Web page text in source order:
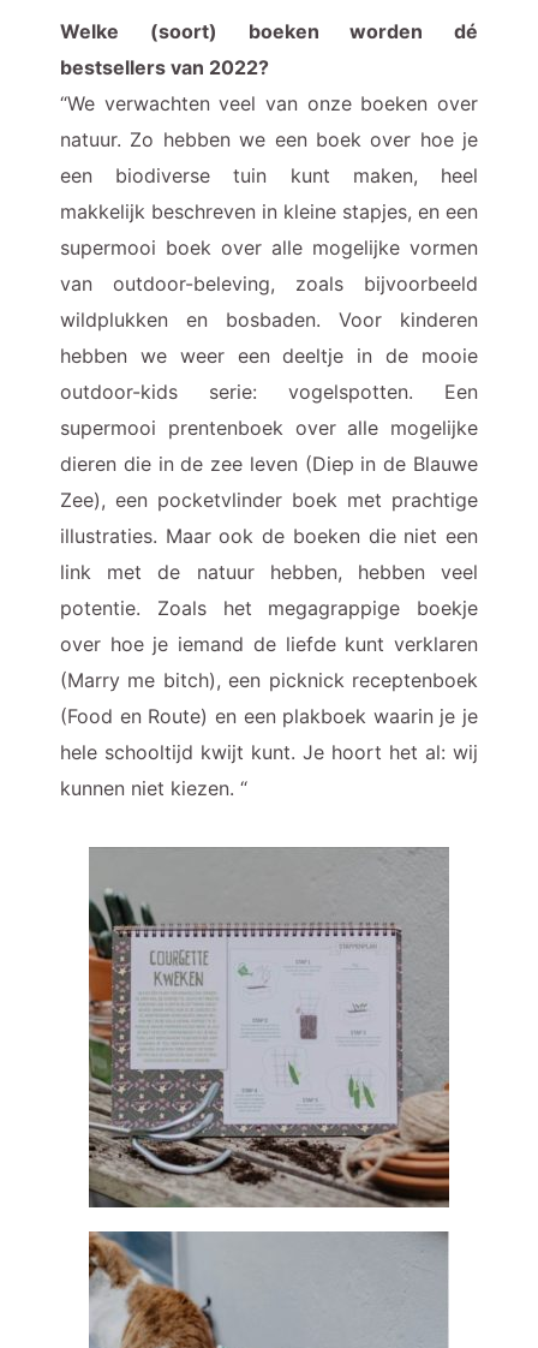
Welke (soort) boeken worden dé
bestsellers van 2022?
“We verwachten veel van onze boeken over
natuur. Zo hebben we een boek over hoe je
een biodiverse tuin kunt maken, heel
makkelijk beschreven in kleine stapjes, en een
supermooi boek over alle mogelijke vormen
van outdoor-beleving, zoals bijvoorbeeld
wildplukken en bosbaden. Voor kinderen
hebben we weer een deeltje in de mooie
outdoor-kids serie: vogelspotten. Een
supermooi prentenboek over alle mogelijke
dieren die in de zee leven (Diep in de Blauwe
Zee), een pocketvlinder boek met prachtige
illustraties. Maar ook de boeken die niet een
link met de natuur hebben, hebben veel
potentie. Zoals het megagrappige boekje
over hoe je iemand de liefde kunt verklaren
(Marry me bitch), een picknick receptenboek
(Food en Route) en een plakboek waarin je je
hele schooltijd kwijt kunt. Je hoort het al: wij
kunnen niet kiezen. “